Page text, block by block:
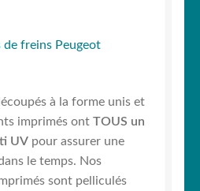
de freins Peugeot
à la forme unis et
imprimés ont TOUS un
UV pour assurer une
le temps. Nos
sont pelliculés